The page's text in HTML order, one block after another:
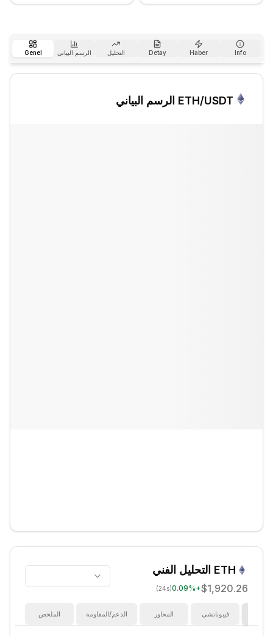
Genel الرسم البياني التحليل Detay Haber Info
ETH/USDT الرسم البياني
ETH التحليل الفني
$1,920.26
+
0.09%
(24s)
الملخص الدعم/المقاومة المحاور فيبوناتشي